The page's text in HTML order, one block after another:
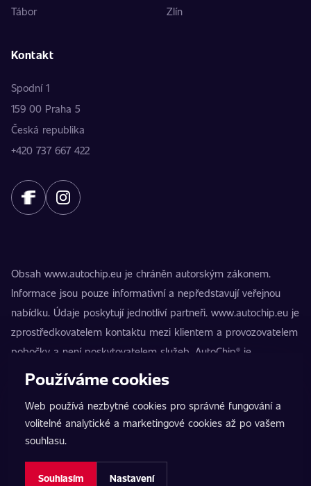
Tábor
Zlín
Kontakt
Spodní 1
159 00 Praha 5
Česká republika
+420 737 667 422
Obsah www.autochip.eu je chráněn autorským zákonem.
Informace jsou pouze informativní a nepředstavují veřejnou
nabídku. Údaje poskytují jednotliví partneři. www.autochip.eu je
zprostředkovatelem kontaktu mezi klientem a provozovatelem
pobočky a není poskytovatelem služeb. AutoChip® je
registrovaná ochranná známka Petra Kučery. Úpravy, které
nezpůsobilosti vozidla k provozu na pozemních komunikacích.
Přesné informace poskytuje vždy konkrétní provozovatel
pobočky.
Nastavení cookies
Používáme cookies
Web používá nezbytné cookies pro správné fungování a
volitelné analytické a marketingové cookies až po vašem
souhlasu.
Souhlasím Nastavení